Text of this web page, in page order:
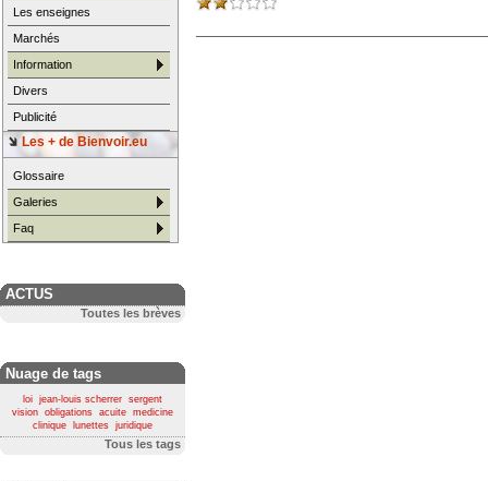
Les enseignes
Marchés
Information
Divers
Publicité
Les + de Bienvoir.eu
Glossaire
Galeries
Faq
ACTUS
Toutes les brèves
Nuage de tags
loi jean-louis scherrer
sergent
vision
obligations acuite
medicine
clinique
lunettes juridique
Tous les tags